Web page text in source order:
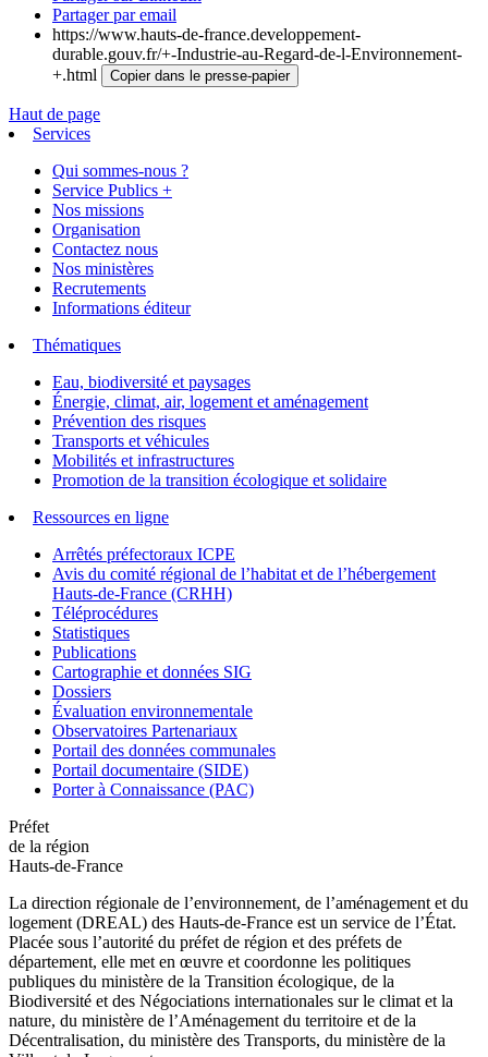
Partager par email
https://www.hauts-de-france.developpement-
durable.gouv.fr/+-Industrie-au-Regard-de-l-Environnement-
+.html
Copier dans le presse-papier
Haut de page
Services
Qui sommes-nous ?
Service Publics +
Nos missions
Organisation
Contactez nous
Nos ministères
Recrutements
Informations éditeur
Thématiques
Eau, biodiversité et paysages
Énergie, climat, air, logement et aménagement
Prévention des risques
Transports et véhicules
Mobilités et infrastructures
Promotion de la transition écologique et solidaire
Ressources en ligne
Arrêtés préfectoraux ICPE
Avis du comité régional de l’habitat et de l’hébergement
Hauts-de-France (CRHH)
Téléprocédures
Statistiques
Publications
Cartographie et données SIG
Dossiers
Évaluation environnementale
Observatoires Partenariaux
Portail des données communales
Portail documentaire (SIDE)
Porter à Connaissance (PAC)
Préfet
de la région
Hauts-de-France
La direction régionale de l’environnement, de l’aménagement et du
logement (DREAL) des Hauts-de-France est un service de l’État.
Placée sous l’autorité du préfet de région et des préfets de
département, elle met en œuvre et coordonne les politiques
publiques du ministère de la Transition écologique, de la
Biodiversité et des Négociations internationales sur le climat et la
nature, du ministère de l’Aménagement du territoire et de la
Décentralisation, du ministère des Transports, du ministère de la